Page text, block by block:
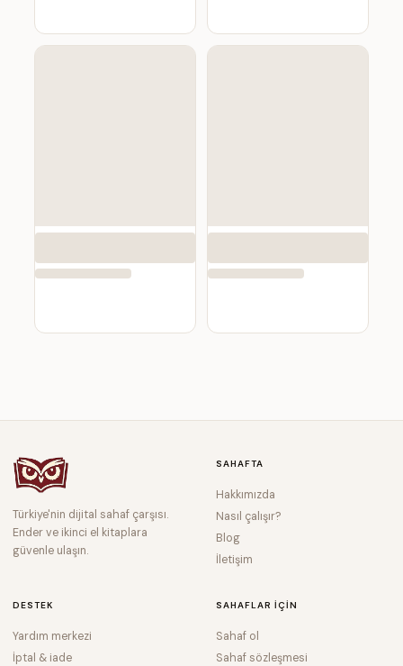
Türkiye'nin dijital sahaf çarşısı.
Ender ve ikinci el kitaplara
güvenle ulaşın.
SAHAFTA
Hakkımızda
Nasıl çalışır?
Blog
İletişim
DESTEK
Yardım merkezi
İptal & iade
SAHAFLAR IÇIN
Sahaf ol
Sahaf sözleşmesi